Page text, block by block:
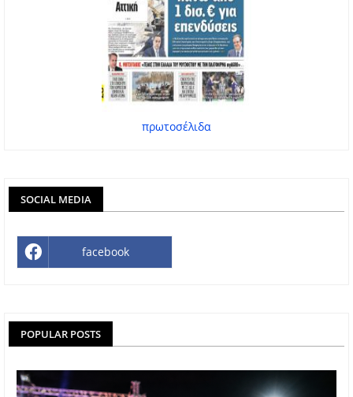
πρωτοσέλιδα
SOCIAL MEDIA
facebook
POPULAR POSTS